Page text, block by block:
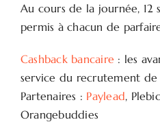
Au cours de la journée, 12
permis à chacun de
Cashback bancaire : les
service du recrutement de
Partenaires : Paylead,
Orangebuddies